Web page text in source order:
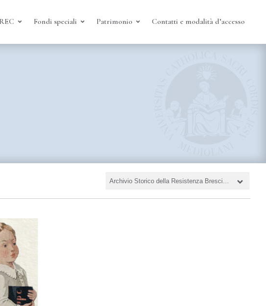
Fondi speciali Patrimonio Contatti e modalità d’accesso